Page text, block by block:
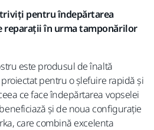
pentru îndepărtarea
reparații în urma tamponărilor
este produsul de înaltă
pentru o șlefuire rapidă și
ce face îndepărtarea vopselei
și de noua configurație
care combină excelenta